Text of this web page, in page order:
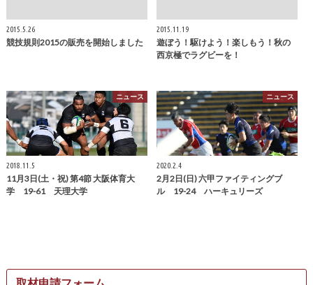
2015.5.26
競技規則2015の販売を開始しました
2015.11.19
遊ぼう！駆けよう！楽しもう！秋の
西京極でラグビーを！
ニュース
2018.11.5
11月3日(土・祝) 第4節 大阪体育大
学 19-61 天理大学
ニュース
2020.2.4
2月2日(日) 六甲ファイティングブ
ル 19-24 ハーキュリーズ